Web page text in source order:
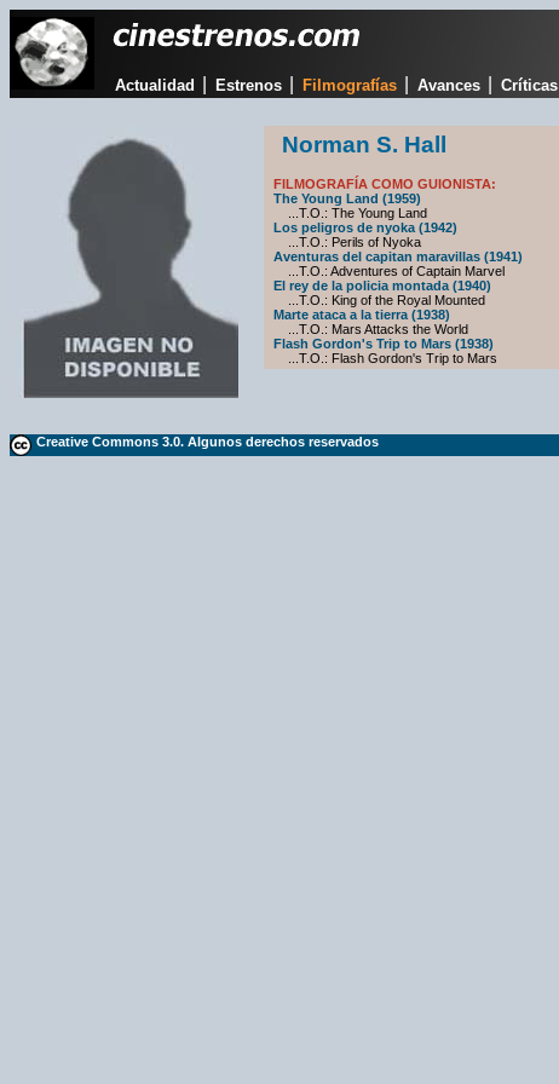
Actualidad Estrenos Filmografías Avances Críticas
Norman S. Hall
FILMOGRAFÍA COMO GUIONISTA:
The Young Land (1959)
...T.O.: The Young Land
Los peligros de nyoka (1942)
...T.O.: Perils of Nyoka
Aventuras del capitan maravillas (1941)
...T.O.: Adventures of Captain Marvel
El rey de la policia montada (1940)
...T.O.: King of the Royal Mounted
Marte ataca a la tierra (1938)
...T.O.: Mars Attacks the World
Flash Gordon's Trip to Mars (1938)
...T.O.: Flash Gordon's Trip to Mars
Creative Commons 3.0. Algunos derechos reservados